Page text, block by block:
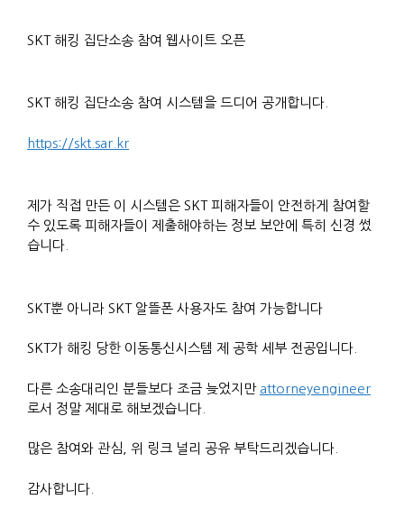
SKT 해킹 집단소송 참여 웹사이트 오픈
SKT 해킹 집단소송 참여 시스템을 드디어 공개합니다.
https://skt.sar.kr
제가 직접 만든 이 시스템은 SKT 피해자들이 안전하게 참여할
수 있도록 피해자들이 제출해야하는 정보 보안에 특히 신경 썼
습니다.
SKT뿐 아니라 SKT 알뜰폰 사용자도 참여 가능합니다
SKT가 해킹 당한 이동통신시스템 제 공학 세부 전공입니다.
다른 소송대리인 분들보다 조금 늦었지만 attorneyengineer
로서 정말 제대로 해보겠습니다.
많은 참여와 관심, 위 링크 널리 공유 부탁드리겠습니다.
감사합니다.